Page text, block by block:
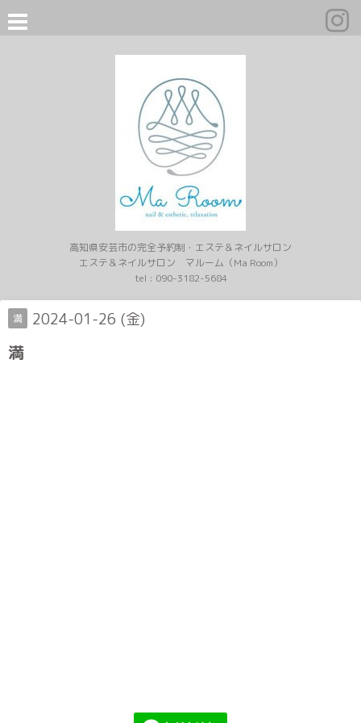
高知県安芸市の完全予約制・エステ＆ネイルサロン
エステ＆ネイルサロン マルーム（Ma Room）
tel : 090-3182-5684
満 2024-01-26 (金)
満